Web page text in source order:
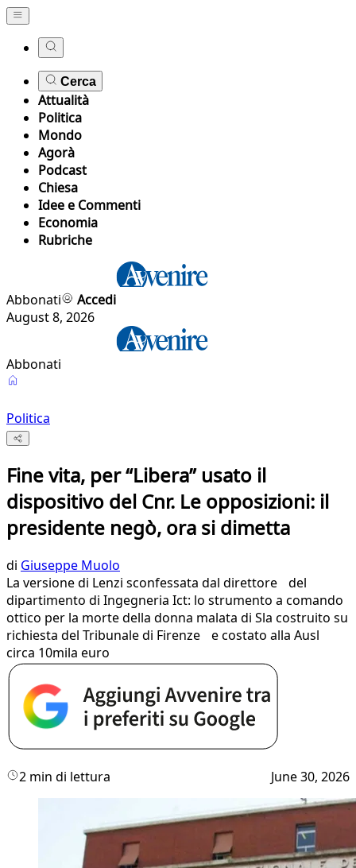
Cerca
Attualità
Politica
Mondo
Agorà
Podcast
Chiesa
Idee e Commenti
Economia
Rubriche
Abbonati
Accedi
August 8, 2026
Abbonati
Politica
Fine vita, per “Libera” usato il
dispositivo del Cnr. Le opposizioni: il
presidente negò, ora si dimetta
di Giuseppe Muolo
La versione di Lenzi sconfessata dal direttore del
dipartimento di Ingegneria Ict: lo strumento a comando
ottico per la morte della donna malata di Sla costruito su
richiesta del Tribunale di Firenze e costato alla Ausl
circa 10mila euro
2 min di lettura June 30, 2026